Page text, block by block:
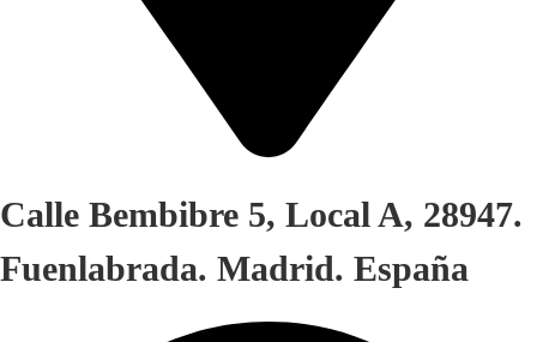
Calle Bembibre 5, Local A, 28947.
Fuenlabrada. Madrid. España